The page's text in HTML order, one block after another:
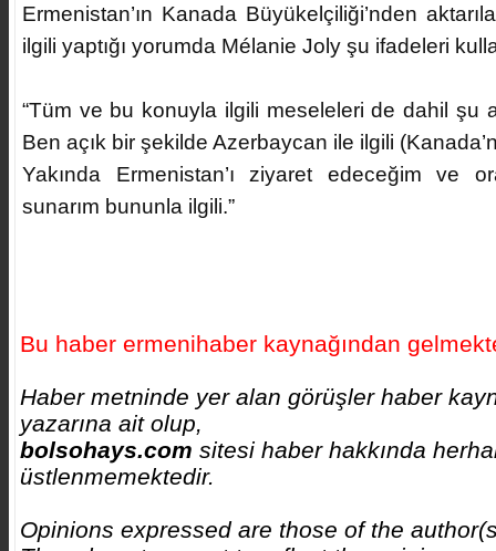
Ermenistan’ın Kanada Büyükelçiliği’nden
ilgili yaptığı yorumda Mélanie Joly şu ifadeleri
“Tüm ve bu konuyla ilgili meseleleri de dahil şu
Ben açık bir şekilde Azerbaycan ile ilgili
Yakında Ermenistan’ı ziyaret edeceğim ve
sunarım bununla ilgili.”
Bu haber ermenihaber kaynağından
Haber metninde yer alan görüşler haber
yazarına ait olup,
bolsohays.com sitesi haber hakkında
üstlenmemektedir.
Opinions expressed are those of the